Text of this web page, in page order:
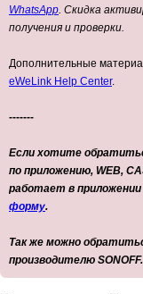
WhatsApp. Скидка
получения и проверки.
Дополнительные
eWeLink Help Center.
-------
Если хотите
по приложению, WEB,
работает в
форму.
Так же можно
производителю SONOFF.